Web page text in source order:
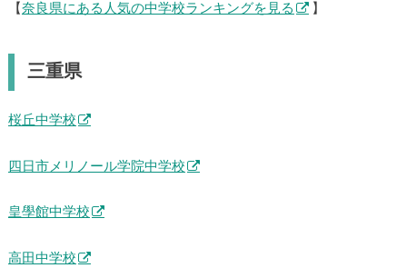
【 奈良県にある人気の中学校ランキングを見る 】
三重県
桜丘中学校
四日市メリノール学院中学校
皇學館中学校
高田中学校